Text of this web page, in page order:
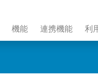
機能 連携機能 利